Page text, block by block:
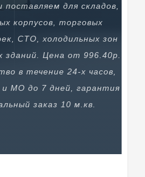
для складов,
корпусов, торговых
СТО, холодильных зон
зданий. Цена от 996.40р.
в течение 24-х часов,
и МО до 7 дней, гарантия
заказ 10 м.кв.